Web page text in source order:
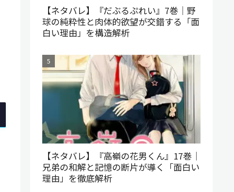
【ネタバレ】『だぶるぷれい』7巻｜野
球の純粋性と肉体的欲望が交錯する「面
白い理由」を構造解析
【ネタバレ】『高嶺の花男くん』17巻｜
兄弟の和解と記憶の断片が導く「面白い
理由」を徹底解析